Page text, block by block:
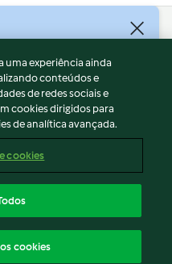
uma experiência ainda
conteúdos e
de redes sociais e
cookies dirigidos para
de analítica avançada.
cookies
cookies